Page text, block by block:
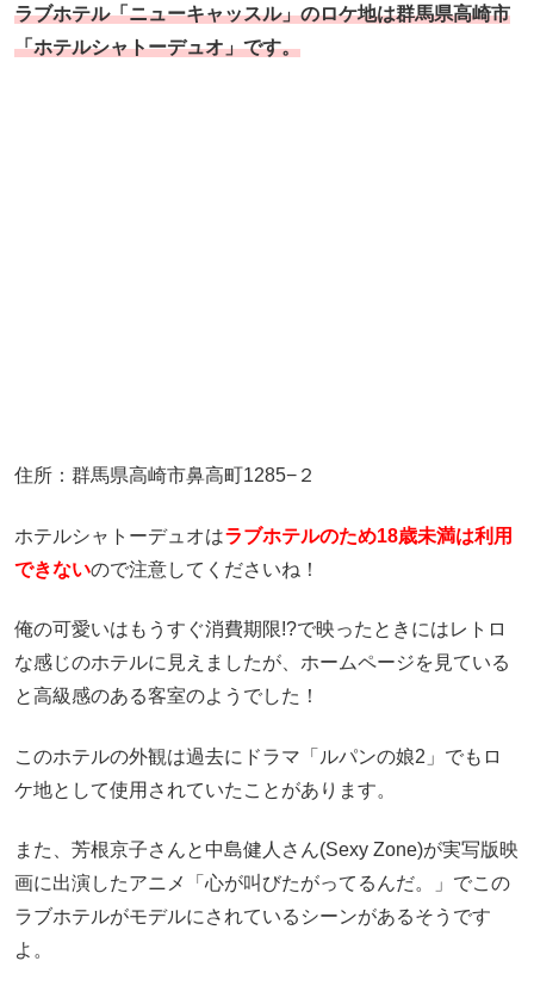
ラブホテル「ニューキャッスル」のロケ地は群馬県高崎市
「ホテルシャトーデュオ」です。
住所：群馬県高崎市鼻高町1285−２
ホテルシャトーデュオはラブホテルのため18歳未満は利用
できないので注意してくださいね！
俺の可愛いはもうすぐ消費期限!?で映ったときにはレトロ
な感じのホテルに見えましたが、ホームページを見ている
と高級感のある客室のようでした！
このホテルの外観は過去にドラマ「ルパンの娘2」でもロ
ケ地として使用されていたことがあります。
また、芳根京子さんと中島健人さん(Sexy Zone)が実写版映
画に出演したアニメ「心が叫びたがってるんだ。」でこの
ラブホテルがモデルにされているシーンがあるそうです
よ。